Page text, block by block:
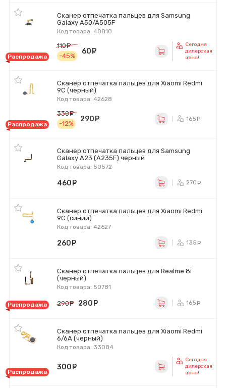
Сканер отпечатка пальцев для Samsung
Galaxy A50/A505F
Код товара: 40810
Распродажа
110
руб.
-45%
60
Сегодня
дилерская
цена!
Сканер отпечатка пальцев для Xiaomi Redmi
9C (черный)
Код товара: 42628
Распродажа
330
-12%
290 165
Сканер отпечатка пальцев для Samsung
Galaxy A23 (A235F) черный
Код товара: 50572
460 270
Сканер отпечатка пальцев для Xiaomi Redmi
9C (синий)
Код товара: 42627
260 135
Сканер отпечатка пальцев для Realme 8i
(черный)
Код товара: 50781
Распродажа 290 руб.
280 165
Сканер отпечатка пальцев для Xiaomi Redmi
6/6A (черный)
Код товара: 33084
Распродажа
300
Сегодня
дилерская
цена!